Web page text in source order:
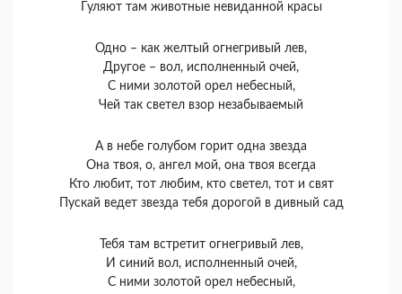
Гуляют там животные невиданной красы
Одно – как желтый огнегривый лев,
Другое – вол, исполненный очей,
С ними золотой орел небесный,
Чей так светел взор незабываемый
А в небе голубом горит одна звезда
Она твоя, о, ангел мой, она твоя всегда
Кто любит, тот любим, кто светел, тот и свят
Пускай ведет звезда тебя дорогой в дивный сад
Тебя там встретит огнегривый лев,
И синий вол, исполненный очей,
С ними золотой орел небесный,